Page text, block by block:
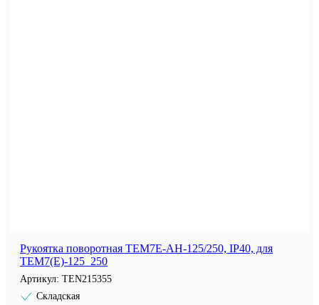
Рукоятка поворотная TEM7E-AH-125/250, IP40, для
TEM7(E)-125_250
Артикул: TEN215355
Складская